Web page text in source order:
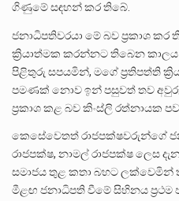
ගිණුමේ සඳහන් කර තිබේ.
ජනාධිපතිවරයා මේ බව ප්‍රකාශ
ක්‍රියාත්මක කරන්නට තිබෙන
පිළිතුරු සපයමින්, මගේ ප්‍රතිපත්ති
පමණක් නොව ඉන් පසුවත් තව
ප්‍රකාශ කළ බව කිංස්ලි රත්නායක
කෙසේවෙතත් රාජපක්ෂවරුන්ගේ
රාජපක්ෂ, නාමල් රාජපක්ෂ ලෙස
සමාජය තුළ කතා බහට ලක්වෙමින්
මීළඟ ජනාධිපති වීමේ සිහිනය ප්‍රථම